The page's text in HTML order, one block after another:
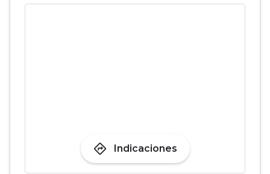
directions Indicaciones